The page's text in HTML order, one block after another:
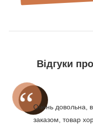
Відгуки
Очень довольна,
заказом, товар